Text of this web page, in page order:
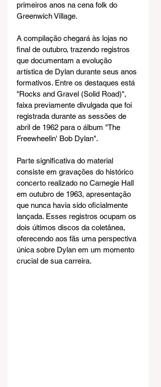
primeiros anos na cena folk do
Greenwich Village.
A compilação chegará às lojas no
final de outubro, trazendo registros
que documentam a evolução
artística de Dylan durante seus anos
formativos. Entre os destaques está
"Rocks and Gravel (Solid Road)",
faixa previamente divulgada que foi
registrada durante as sessões de
abril de 1962 para o álbum "The
Freewheelin' Bob Dylan".
Parte significativa do material
consiste em gravações do histórico
concerto realizado no Carnegie Hall
em outubro de 1963, apresentação
que nunca havia sido oficialmente
lançada. Esses registros ocupam os
dois últimos discos da coletânea,
oferecendo aos fãs uma perspectiva
única sobre Dylan em um momento
crucial de sua carreira.